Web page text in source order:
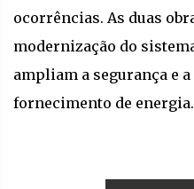
ocorrências. As duas
modernização do
ampliam a segurança e
fornecimento de energia.